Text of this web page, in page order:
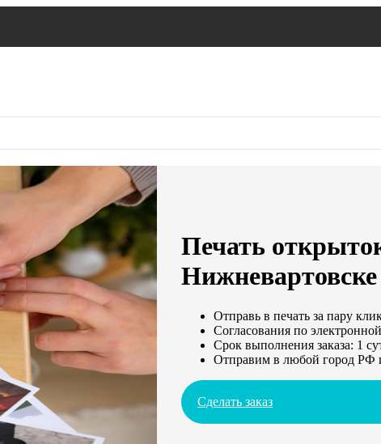
Печать
Нижневартовске
Отправь в печать за пару
Согласования по
Срок выполнения заказа: 1
Отправим в любой город РФ
Сделать заказ